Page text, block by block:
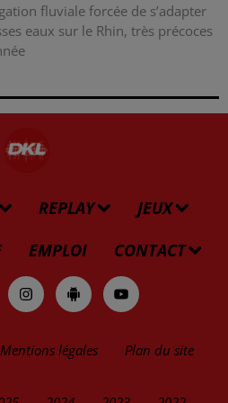
fluviale forcée de s’adapter
eaux sur le Rhin, très précoces
REPLAY
JEUX
EMPLOI CONTACT
Mentions légales Plan du site